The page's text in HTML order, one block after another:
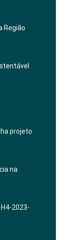
Região
projeto
na
2023-